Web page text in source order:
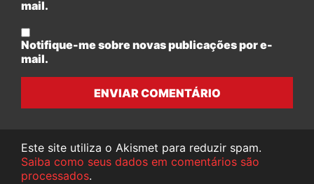
mail.
Notifique-me sobre novas publicações por e-
mail.
ENVIAR COMENTÁRIO
Este site utiliza o Akismet para reduzir spam.
Saiba como seus dados em comentários são
processados.